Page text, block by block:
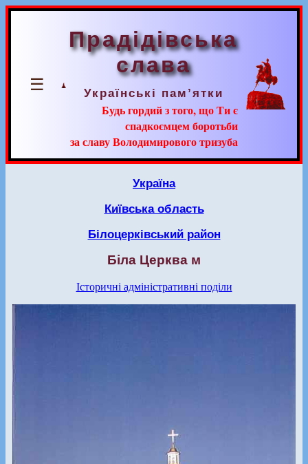
☰
Прадідівська
слава
Українські пам’ятки
Будь гордий з того, що Ти є
спадкоємцем боротьби
за славу Володимирового тризуба
Україна
Київська область
Білоцерківський район
Біла Церква м
Історичні адміністративні поділи